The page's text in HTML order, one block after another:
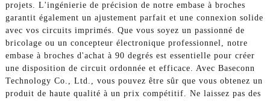
projets. L'ingénierie de précision de notre embase à broches
garantit également un ajustement parfait et une connexion solide
avec vos circuits imprimés. Que vous soyez un passionné de
bricolage ou un concepteur électronique professionnel, notre
embase à broches d'achat à 90 degrés est essentielle pour créer
une disposition de circuit ordonnée et efficace. Avec Baseconn
Technology Co., Ltd., vous pouvez être sûr que vous obtenez un
produit de haute qualité à un prix compétitif. Ne laissez pas des